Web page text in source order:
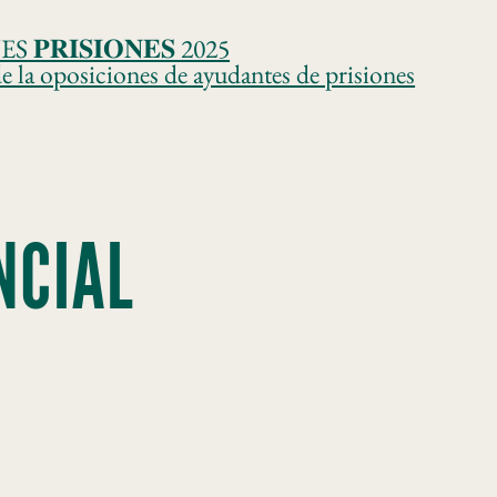
𝐏𝐑𝐈𝐒𝐈𝐎𝐍𝐄𝐒 2025
la oposiciones de ayudantes de prisiones